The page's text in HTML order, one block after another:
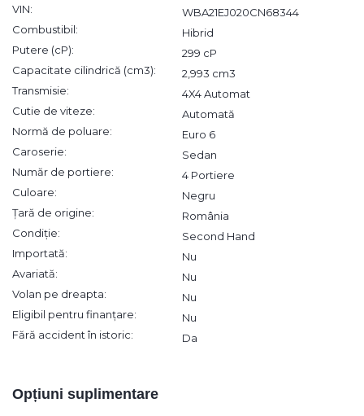
VIN:
WBA21EJ020CN68344
Combustibil:
Hibrid
Putere (cP):
299 cP
Capacitate cilindrică (cm3):
2,993 cm3
Transmisie:
4X4 Automat
Cutie de viteze:
Automată
Normă de poluare:
Euro 6
Caroserie:
Sedan
Număr de portiere:
4 Portiere
Culoare:
Negru
Țară de origine:
România
Condiție:
Second Hand
Importată:
Nu
Avariată:
Nu
Volan pe dreapta:
Nu
Eligibil pentru finanțare:
Nu
Fără accident în istoric:
Da
Opțiuni suplimentare